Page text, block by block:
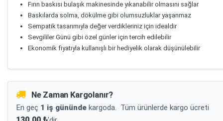
Fırın baskısı bulaşık makinesinde yıkanabilir olmasını sağlar
Baskılarda solma, dökülme gibi olumsuzluklar yaşanmaz
Sempatik tasarımıyla değer verdikleriniz için idealdir
Sevgililer Günü gibi özel günler için tercih edilebilir
Ekonomik fiyatıyla kullanışlı bir hediyelik olarak düşünülebilir
Ne Zaman Kargolanır?
En geç 1 iş gününde kargoda. Tüm ürünlerde kargo ücreti